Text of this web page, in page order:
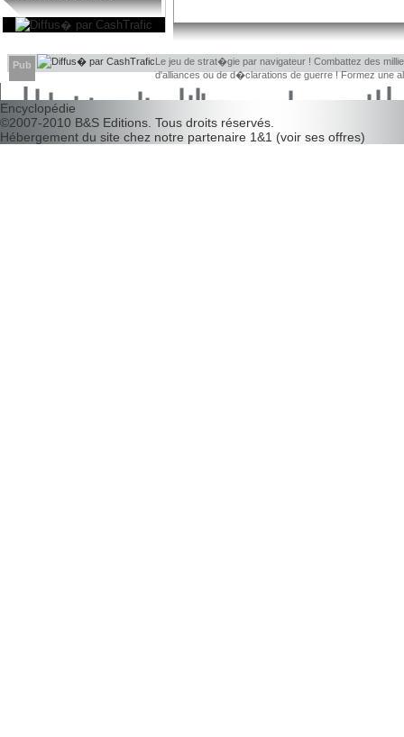
Pub
Le jeu de strat�gie par navigateur ! Combattez des
d'alliances ou de d�clarations de guerre ! Formez une
d�couvrir leurs faiblesses !
Encyclopédie
©2007-2010 B&S Editions . Tous droits réservés.
Hébergement du site chez notre partenaire 1&1 (voir ses offres)